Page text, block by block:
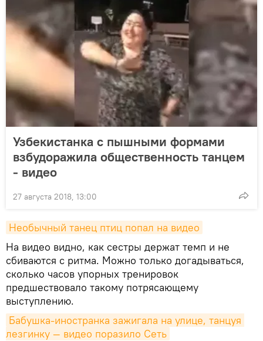
Узбекистанка с пышными формами
взбудоражила общественность танцем
- видео
27 августа 2018, 13:00
Необычный танец птиц попал на видео
На видео видно, как сестры держат темп и не
сбиваются с ритма. Можно только догадываться,
сколько часов упорных тренировок
предшествовало такому потрясающему
выступлению.
Бабушка-иностранка зажигала на улице, танцуя
лезгинку — видео поразило Сеть